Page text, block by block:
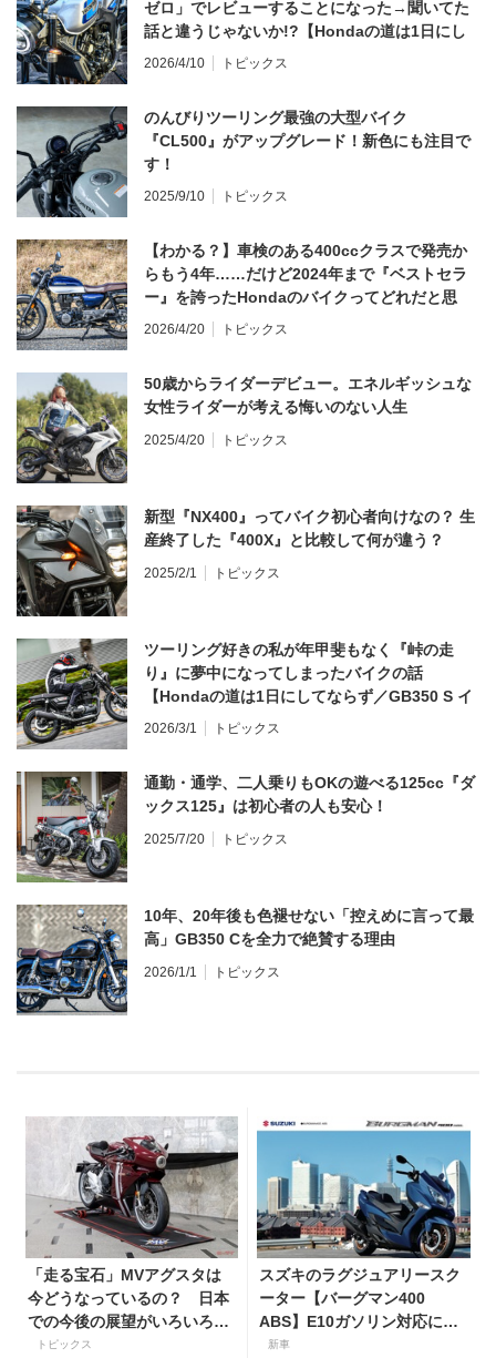
ゼロ」でレビューすることになった→聞いてた
話と違うじゃないか!?【Hondaの道は1日にし
てならず／CB1000F ①第一印象 編】
2026/4/10 トピックス
のんびりツーリング最強の大型バイク
『CL500』がアップグレード！新色にも注目で
す！
2025/9/10 トピックス
【わかる？】車検のある400ccクラスで発売か
らもう4年……だけど2024年まで『ベストセラ
ー』を誇ったHondaのバイクってどれだと思
う？
2026/4/20 トピックス
50歳からライダーデビュー。エネルギッシュな
女性ライダーが考える悔いのない人生
2025/4/20 トピックス
新型『NX400』ってバイク初心者向けなの？ 生
産終了した『400X』と比較して何が違う？
2025/2/1 トピックス
ツーリング好きの私が年甲斐もなく『峠の走
り』に夢中になってしまったバイクの話
【Hondaの道は1日にしてならず／GB350 S イ
ンプレ・レビュー 前編】
2026/3/1 トピックス
通勤・通学、二人乗りもOKの遊べる125cc『ダ
ックス125』は初心者の人も安心！
2025/7/20 トピックス
10年、20年後も色褪せない「控えめに言って最
高」GB350 Cを全力で絶賛する理由
2026/1/1 トピックス
「走る宝石」MVアグスタは
今どうなっているの？ 日本
での今後の展望がいろいろと
判明！
トピックス
スズキのラグジュアリースク
ーター【バーグマン400
ABS】E10ガソリン対応に仕
様変更して発売。価格は据え
新車